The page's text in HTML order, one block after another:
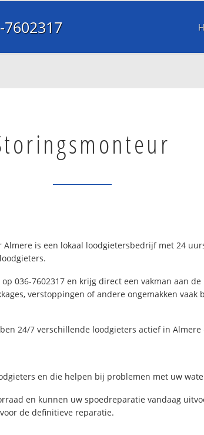
7602317
is een lokaal loodgietersbedrijf met 24
036-7602317 en krijg direct een vakman aan
verstoppingen of andere ongemakken
24/7 verschillende loodgieters actief in Almere
en die helpen bij problemen met uw
en kunnen uw spoedreparatie vandaag
de definitieve reparatie.